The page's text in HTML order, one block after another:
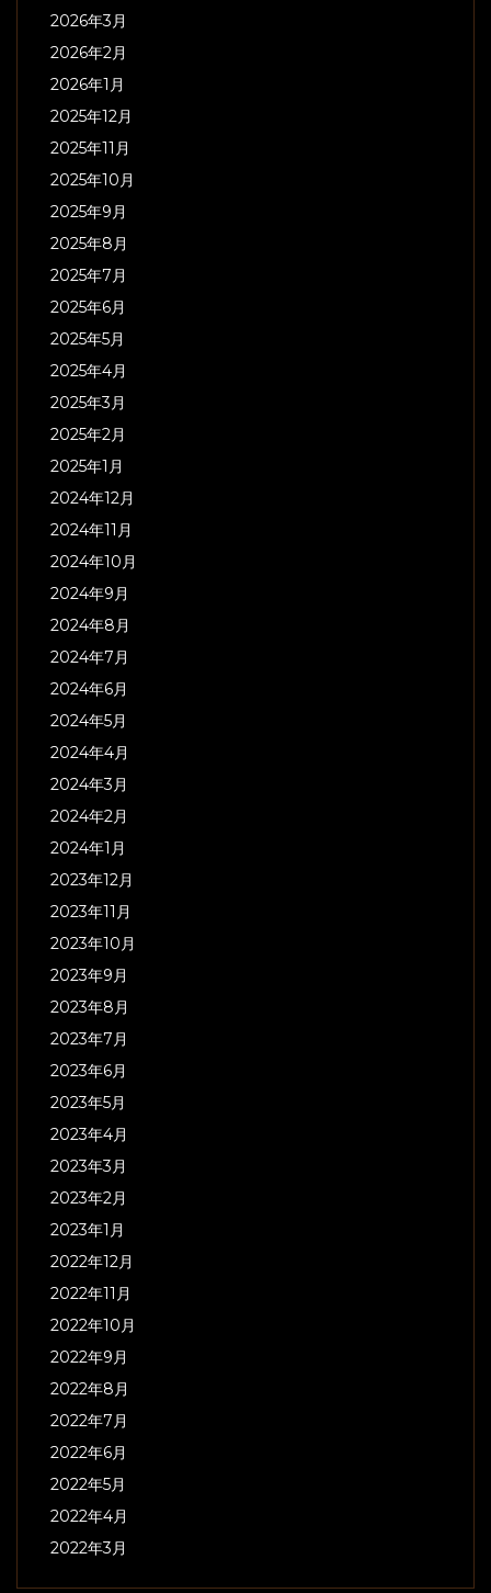
2026年3月
2026年2月
2026年1月
2025年12月
2025年11月
2025年10月
2025年9月
2025年8月
2025年7月
2025年6月
2025年5月
2025年4月
2025年3月
2025年2月
2025年1月
2024年12月
2024年11月
2024年10月
2024年9月
2024年8月
2024年7月
2024年6月
2024年5月
2024年4月
2024年3月
2024年2月
2024年1月
2023年12月
2023年11月
2023年10月
2023年9月
2023年8月
2023年7月
2023年6月
2023年5月
2023年4月
2023年3月
2023年2月
2023年1月
2022年12月
2022年11月
2022年10月
2022年9月
2022年8月
2022年7月
2022年6月
2022年5月
2022年4月
2022年3月